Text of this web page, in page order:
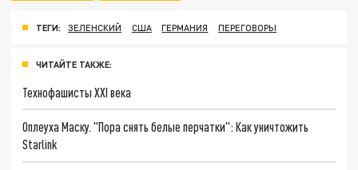
ТЕГИ: ЗЕЛЕНСКИЙ США ГЕРМАНИЯ ПЕРЕГОВОРЫ
ЧИТАЙТЕ ТАКЖЕ:
Технофашисты XXI века
Оплеуха Маску. "Пора снять белые перчатки": Как уничтожить
Starlink